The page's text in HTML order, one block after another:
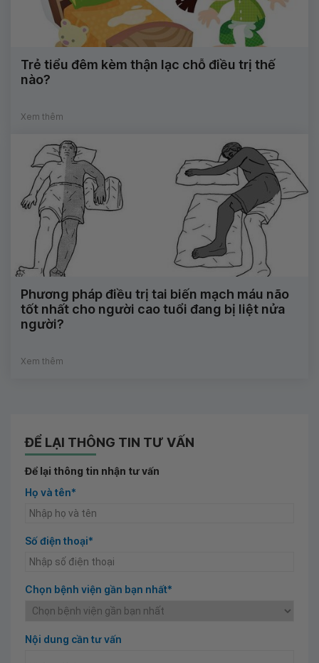
Trẻ tiểu đêm kèm thận lạc chỗ điều trị thế
nào?
Xem thêm
Phương pháp điều trị tai biến mạch máu não
tốt nhất cho người cao tuổi đang bị liệt nửa
người?
Xem thêm
ĐỂ LẠI THÔNG TIN TƯ VẤN
Để lại thông tin nhận tư vấn
Họ và tên*
Số điện thoại*
Chọn bệnh viện gần bạn nhất*
Nội dung cần tư vấn